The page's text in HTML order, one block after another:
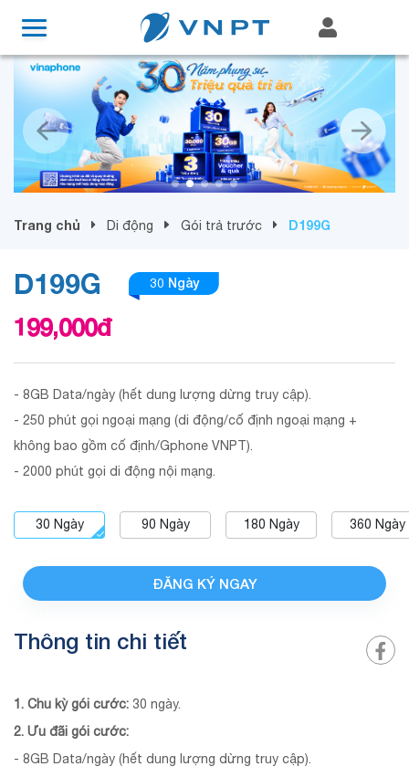
Trang chủ Di động Gói trả trước D199G
D199G 30 Ngày
199,000đ
- 8GB Data/ngày (hết dung lượng dừng truy cập).
- 250 phút gọi ngoại mạng (di động/cố định ngoại mạng +
không bao gồm cố định/Gphone VNPT).
- 2000 phút gọi di động nội mạng.
30 Ngày 90 Ngày 180 Ngày 360 Ngày
ĐĂNG KÝ NGAY
Thông tin chi tiết
1. Chu kỳ gói cước: 30 ngày.
2. Ưu đãi gói cước:
- 8GB Data/ngày (hết dung lượng dừng truy cập).